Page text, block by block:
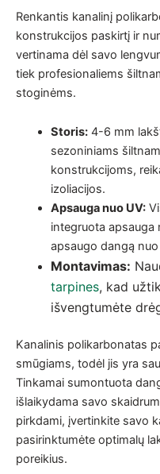
Renkantis kanalinį
konstrukcijos paskirtį ir
vertinama dėl savo
tiek profesionaliems
stoginėms.
Storis:4-6 mm
sezoniniams
konstrukcijoms,
izoliacijos.
Apsauga nuo UV:
integruota apsauga
apsaugo dangą
Montavimas:
tarpines, kad
išvengtumėte
Kanalinis polikarbonatas
smūgiams, todėl jis yra
Tinkamai sumontuota
išlaikydama savo
pirkdami, įvertinkite savo
pasirinktumėte optimalų
poreikius.